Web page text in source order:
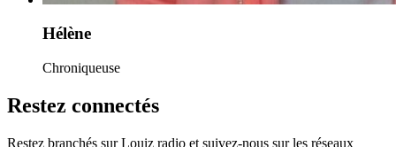
Hélène
Chroniqueuse
Restez connectés
Restez branchés sur Louiz radio et suivez-nous sur les réseaux